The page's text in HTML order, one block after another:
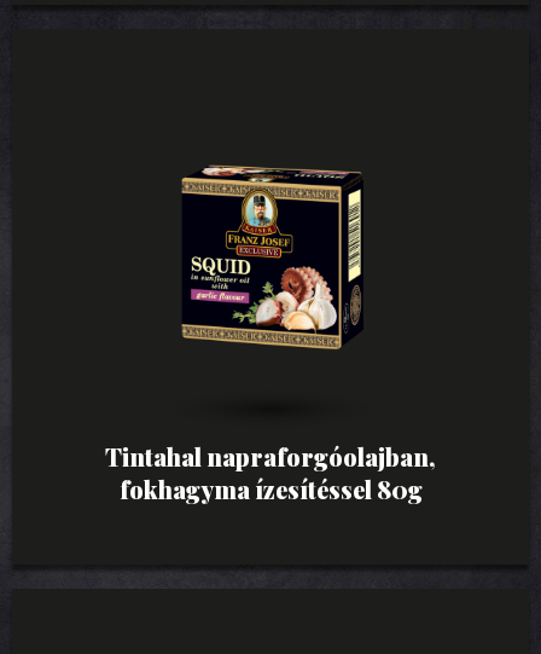
Tintahal napraforgóolajban,
fokhagyma ízesítéssel 80g